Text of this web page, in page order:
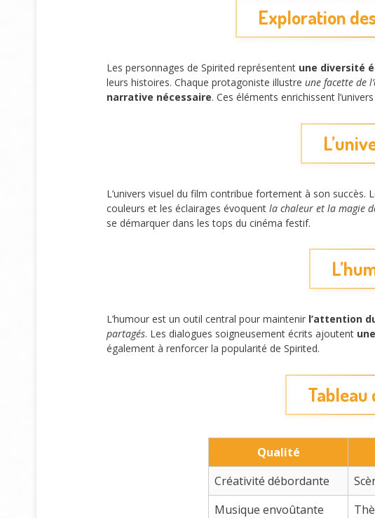
Exploration
Les personnages de Spirited représentent une diversité
leurs histoires. Chaque protagoniste illustre une facette de
narrative nécessaire. Ces éléments enrichissent
L’univers visuel du film contribue fortement à son succès.
couleurs et les éclairages évoquent la chaleur et la magie
se démarquer dans les tops du cinéma festif.
L’humour est un outil central pour maintenir l’attention
partagés. Les dialogues soigneusement écrits ajoutent
également à renforcer la popularité de Spirited.
Qualité
Créativité débordante
Musique envoûtante